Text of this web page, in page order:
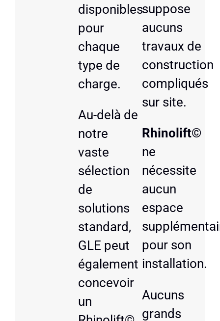
disponibles
pour
chaque
type de
charge.
Au-delà de
notre
vaste
sélection
de
solutions
standard,
GLE peut
également
concevoir
un
suppose
aucuns
travaux de
construction
compliqués
sur site.
Rhinolift©
ne
nécessite
aucun
espace
pour son
installation.
Aucuns
grands